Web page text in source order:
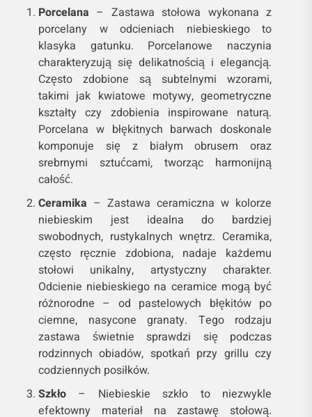
Porcelana – Zastawa stołowa wykonana z
porcelany w odcieniach niebieskiego to
klasyka gatunku. Porcelanowe naczynia
charakteryzują się delikatnością i elegancją.
Często zdobione są subtelnymi wzorami,
takimi jak kwiatowe motywy, geometryczne
kształty czy zdobienia inspirowane naturą.
Porcelana w błękitnych barwach doskonale
komponuje się z białym obrusem oraz
srebrnymi sztućcami, tworząc harmonijną
całość.
Ceramika – Zastawa ceramiczna w kolorze
niebieskim jest idealna do bardziej
swobodnych, rustykalnych wnętrz. Ceramika,
często ręcznie zdobiona, nadaje każdemu
stołowi unikalny, artystyczny charakter.
Odcienie niebieskiego na ceramice mogą być
różnorodne – od pastelowych błękitów po
ciemne, nasycone granaty. Tego rodzaju
zastawa świetnie sprawdzi się podczas
rodzinnych obiadów, spotkań przy grillu czy
codziennych posiłków.
Szkło – Niebieskie szkło to niezwykle
efektowny materiał na zastawę stołową.